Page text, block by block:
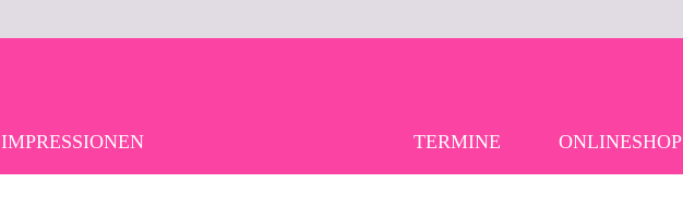
IMPRESSIONEN TERMINE ONLINESHOP